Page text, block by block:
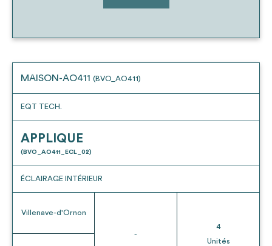
MAISON-AO411 (BVO_AO411)
EQT TECH.
APPLIQUE
(BVO_AO411_ECL_02)
ÉCLAIRAGE INTÉRIEUR
Villenave-d'Ornon
-
4
Unités